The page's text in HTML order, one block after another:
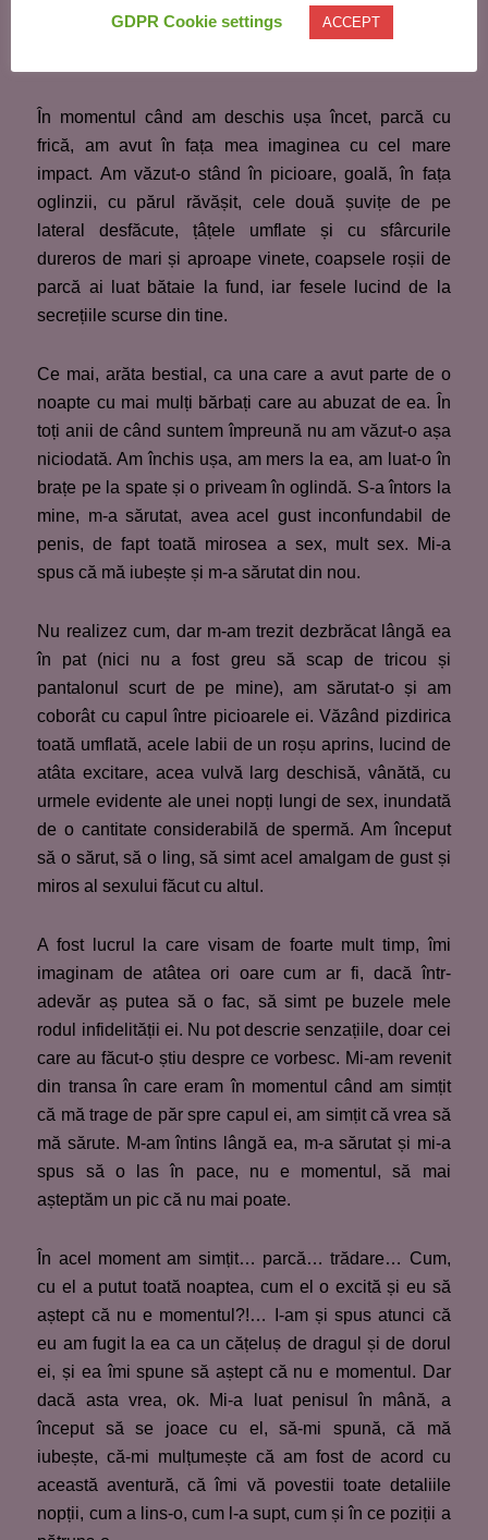
stat așa privindu-mă, cert este că mi-am revenit
În momentul când am deschis ușa încet, parcă cu
frică, am avut în fața mea imaginea cu cel mare
impact. Am văzut-o stând în picioare, goală, în fața
oglinzii, cu părul răvășit, cele două șuvițe de pe
lateral desfăcute, țâțele umflate și cu sfârcurile
dureros de mari și aproape vinete, coapsele roșii de
parcă ai luat bătaie la fund, iar fesele lucind de la
secrețiile scurse din tine.
Ce mai, arăta bestial, ca una care a avut parte de o
noapte cu mai mulți bărbați care au abuzat de ea. În
toți anii de când suntem împreună nu am văzut-o așa
niciodată. Am închis ușa, am mers la ea, am luat-o în
brațe pe la spate și o priveam în oglindă. S-a întors la
mine, m-a sărutat, avea acel gust inconfundabil de
penis, de fapt toată mirosea a sex, mult sex. Mi-a
spus că mă iubește și m-a sărutat din nou.
Nu realizez cum, dar m-am trezit dezbrăcat lângă ea
în pat (nici nu a fost greu să scap de tricou și
pantalonul scurt de pe mine), am sărutat-o și am
coborât cu capul între picioarele ei. Văzând pizdirica
toată umflată, acele labii de un roșu aprins, lucind de
atâta excitare, acea vulvă larg deschisă, vânătă, cu
urmele evidente ale unei nopți lungi de sex, inundată
de o cantitate considerabilă de spermă. Am început
să o sărut, să o ling, să simt acel amalgam de gust și
miros al sexului făcut cu altul.
A fost lucrul la care visam de foarte mult timp, îmi
imaginam de atâtea ori oare cum ar fi, dacă într-
adevăr aș putea să o fac, să simt pe buzele mele
rodul infidelității ei. Nu pot descrie senzațiile, doar cei
care au făcut-o știu despre ce vorbesc. Mi-am revenit
din transa în care eram în momentul când am simțit
că mă trage de păr spre capul ei, am simțit că vrea să
mă sărute. M-am întins lângă ea, m-a sărutat și mi-a
spus să o las în pace, nu e momentul, să mai
așteptăm un pic că nu mai poate.
În acel moment am simțit… parcă… trădare… Cum,
cu el a putut toată noaptea, cum el o excită și eu să
aștept că nu e momentul?!… I-am și spus atunci că
eu am fugit la ea ca un cățeluș de dragul și de dorul
ei, și ea îmi spune să aștept că nu e momentul. Dar
dacă asta vrea, ok. Mi-a luat penisul în mână, a
început să se joace cu el, să-mi spună, că mă
iubește, că-mi mulțumește că am fost de acord cu
această aventură, că îmi vă povestii toate detaliile
nopții, cum a lins-o, cum l-a supt, cum și în ce poziții a
GDPR Cookie settings ACCEPT